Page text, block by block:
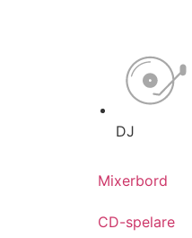
DJ
Mixerbord
CD-spelare